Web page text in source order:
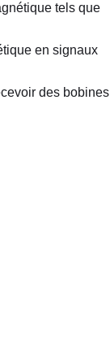
tels que
en signaux
des bobines